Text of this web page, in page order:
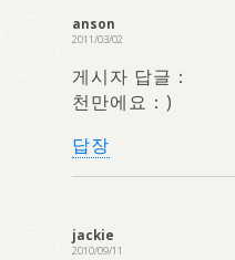
anson
2011/03/02
게시자 답글：
천만에요：)
답장
jackie
2010/09/11